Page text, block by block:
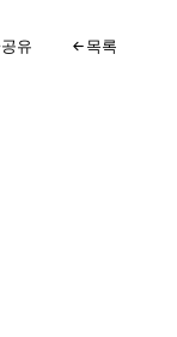
공유 목록